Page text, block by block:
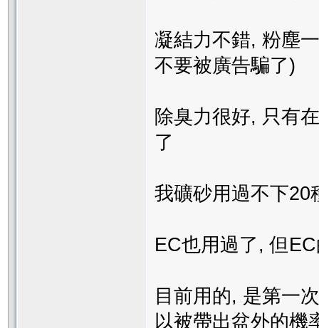
凝結力不錯, 粉塵
不要被廣告騙了)
除臭力很好, 只有
了
我礦砂用過不下20
EC也用過了, 但
目前用的, 是第一
以被帶出盆外的機